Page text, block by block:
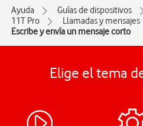
Ayuda Guías de dispositivos
11T Pro
Llamadas y mensajes
Escribe y envía un mensaje corto
Elige el tema